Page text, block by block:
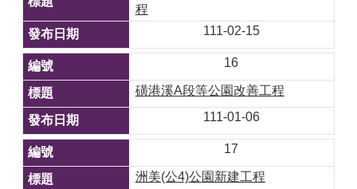
程
111-02-15
16
磺港溪A段等公園改善工程
111-01-06
17
​洲美(公4)公園新建工程